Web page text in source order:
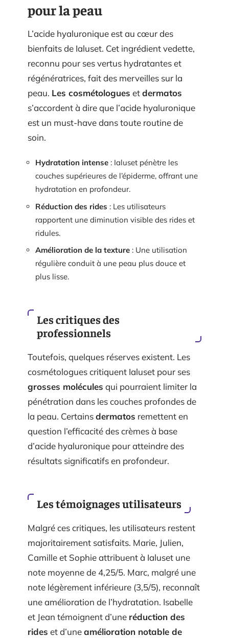
pour la peau
L’acide hyaluronique est au cœur des
bienfaits de Ialuset. Cet ingrédient vedette,
reconnu pour ses vertus hydratantes et
régénératrices, fait des merveilles sur la
peau. Les cosmétologues etdermatos
s’accordent à dire que l’acide hyaluronique
est un must-have dans toute routine de
soin.
Hydratation intense : Ialuset pénètre les
couches supérieures de l’épiderme, offrant une
hydratation en profondeur.
Réduction des rides : Les utilisateurs
rapportent une diminution visible des rides et
ridules.
Amélioration de la texture : Une utilisation
régulière conduit à une peau plus douce et
plus lisse.
Les critiques des
professionnels
Toutefois, quelques réserves existent. Les
cosmétologues critiquent Ialuset pour ses
grosses molécules qui pourraient limiter la
pénétration dans les couches profondes de
la peau. Certainsdermatos remettent en
question l’efficacité des crèmes à base
d’acide hyaluronique pour atteindre des
résultats significatifs en profondeur.
Les témoignages utilisateurs
Malgré ces critiques, les utilisateurs restent
majoritairement satisfaits. Marie, Julien,
Camille et Sophie attribuent à Ialuset une
note moyenne de 4,25/5. Marc, malgré une
note légèrement inférieure (3,5/5), reconnaît
une amélioration de l’hydratation. Isabelle
et Jean témoignent d’une réduction des
rides et d’uneamélioration notable de